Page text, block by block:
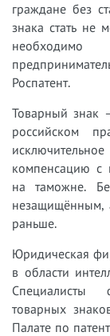
граждане без
знака стать не
Роспатент.
Товарный знак
российском
компенсацию с
на таможне.
незащищённым,
раньше.
Юридическая
в области
Специалисты
товарных
Палате по